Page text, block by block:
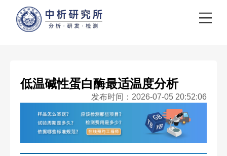
低温碱性蛋白酶最适温度分析
发布时间：2026-07-05 20:52:06